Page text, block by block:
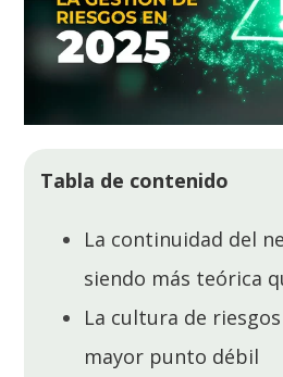
Tabla de contenido
La continuidad del
siendo más teórica
La cultura de
mayor punto débil